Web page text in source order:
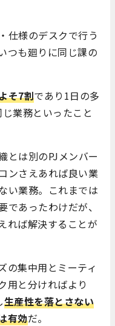
仕様のデスクで行う
つも廻りに同じ課の
そ7割であり1日の多
業務といったこと
とは別のPJメンバー
ンさえあれば良い業
い業務。これまでは
あったわけだが、
れば解決することが
の集中用とミーティ
用と分ければより
生産性を落とさない
有効だ。